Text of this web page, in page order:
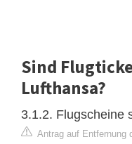
Sind
Lufthansa?
3.1.2. Flugscheine
Antrag auf Entfernung